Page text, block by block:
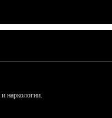
наркологии.